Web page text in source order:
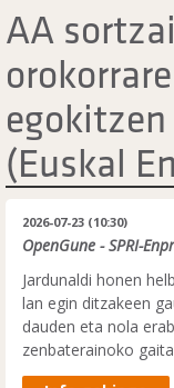
AA
(Euskal
2026-07-23 (10:30)
OpenGune - SPRI-
Jardunaldi honen
lan egin ditzakeen
dauden eta nola
zenbaterainoko